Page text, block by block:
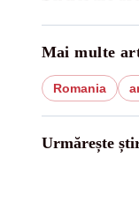
Mai multe
Romania
Urmărește